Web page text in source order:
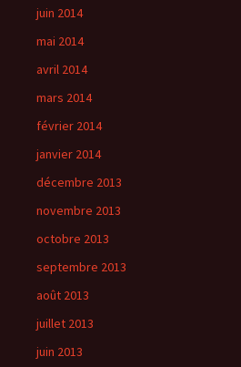
juin 2014
mai 2014
avril 2014
mars 2014
février 2014
janvier 2014
décembre 2013
novembre 2013
octobre 2013
septembre 2013
août 2013
juillet 2013
juin 2013